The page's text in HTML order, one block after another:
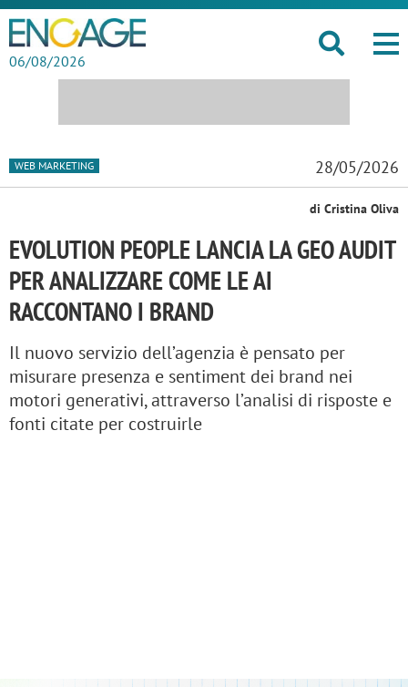
06/08/2026
WEB MARKETING 28/05/2026
di Cristina Oliva
EVOLUTION PEOPLE LANCIA LA GEO AUDIT
PER ANALIZZARE COME LE AI
RACCONTANO I BRAND
Il nuovo servizio dell’agenzia è pensato per
misurare presenza e sentiment dei brand nei
motori generativi, attraverso l’analisi di risposte e
fonti citate per costruirle